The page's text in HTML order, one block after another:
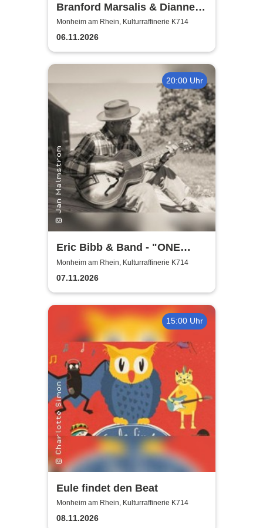
Branford Marsalis & Dianne
Reeves celebrate John
Coltrane
Monheim am Rhein, Kulturraffinerie K714
06.11.2026
20:00 Uhr
Eric Bibb & Band - "ONE
MISSISSIPPI" World Tour
2026
Monheim am Rhein, Kulturraffinerie K714
07.11.2026
15:00 Uhr
Eule findet den Beat
Monheim am Rhein, Kulturraffinerie K714
08.11.2026